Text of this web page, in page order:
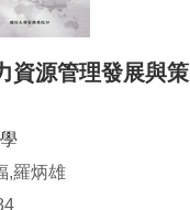
資源管理發展與策
,羅炳雄